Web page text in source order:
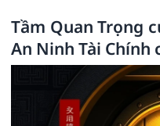
Tầm Quan Trọng
An Ninh Tài Chính